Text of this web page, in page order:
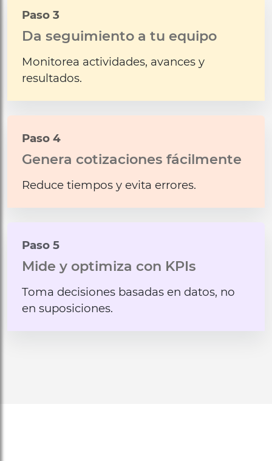
Paso 3
Da seguimiento a tu equipo
Monitorea actividades, avances y
resultados.
Paso 4
Genera cotizaciones fácilmente
Reduce tiempos y evita errores.
Paso 5
Mide y optimiza con KPIs
Toma decisiones basadas en datos, no
en suposiciones.